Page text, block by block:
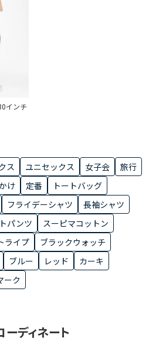
インチ
ス ユニセックス 女子会
旅行
け 定番
トートバッグ
フライデーシャツ
長袖シャツ
パンツ
スーピマコットン
ライプ
ブラックウォッチ
ブルー レッド
カーキ
ーク
ディネート